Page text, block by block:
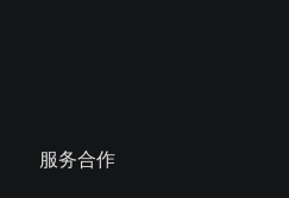
服务合作